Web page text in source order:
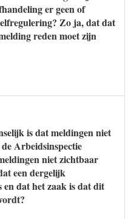
er geen of
Zo ja, dat dat
reden moet zijn
is dat meldingen niet
Arbeidsinspectie
niet zichtbaar
een dergelijk
en dat het zaak is dat dit